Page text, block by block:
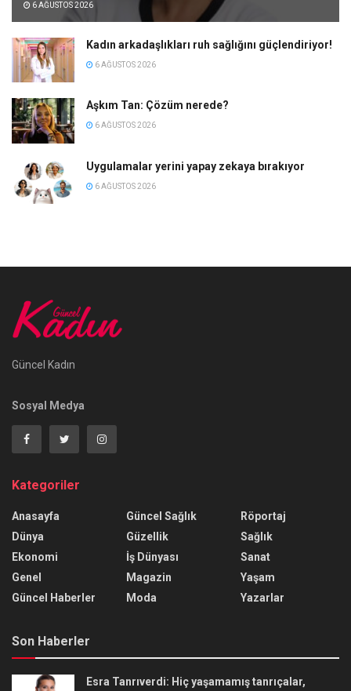
6 AĞUSTOS 2026
Kadın arkadaşlıkları ruh sağlığını güçlendiriyor!
6 AĞUSTOS 2026
Aşkım Tan: Çözüm nerede?
6 AĞUSTOS 2026
Uygulamalar yerini yapay zekaya bırakıyor
6 AĞUSTOS 2026
Güncel Kadın
Sosyal Medya
Kategoriler
Anasayfa
Dünya
Ekonomi
Genel
Güncel Haberler
Güncel Sağlık
Güzellik
İş Dünyası
Magazin
Moda
Röportaj
Sağlık
Sanat
Yaşam
Yazarlar
Son Haberler
Esra Tanrıverdi: Hiç yaşamamış tanrıçalar,